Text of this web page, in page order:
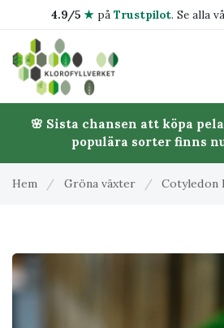
4.9/5 ★på Trustpilot. Se alla
🌸 Sista chansen att köpa
populära sorter finns
Hem / Gröna växter / Cotyledon